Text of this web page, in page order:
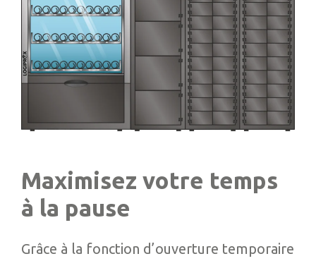
Maximisez votre temps
à la pause
Grâce à la fonction d’ouverture temporaire